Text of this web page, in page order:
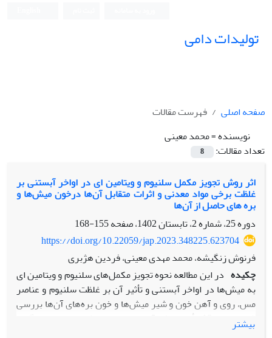
تولیدات دامی
صفحه اصلی
فهرست مقالات
نویسنده =محمد معینی
تعداد مقالات:
8
اثر روش تجویز مکمل سلنیوم و ویتامین ای در اواخر آبستنی بر
غلظت برخی مواد معدنی و اثرات متقابل آن‌ها درخون میش‌ها و
بره های حاصل از آن‌ها
دوره 25، شماره 2، تابستان 1402، صفحه
155-168
https://doi.org/10.22059/jap.2023.348225.623704
فرنوش زنگیشه، محمد مهدی معینی، فردین هژبری
چکیده در این مطالعه نحوه تجویز مکمل‌های سلنیوم و ویتامین ای
به میش‌ها در اواخر آبستنی و تأثیر آن بر غلظت سلنیوم و عناصر
مس، روی و آهن خون و شیر میش‌ها و خون بره‌های آن‌ها بررسی
شد. تعداد 18 رأس میش آبستن نوبت زایش اول در سه گروه
بیشتر